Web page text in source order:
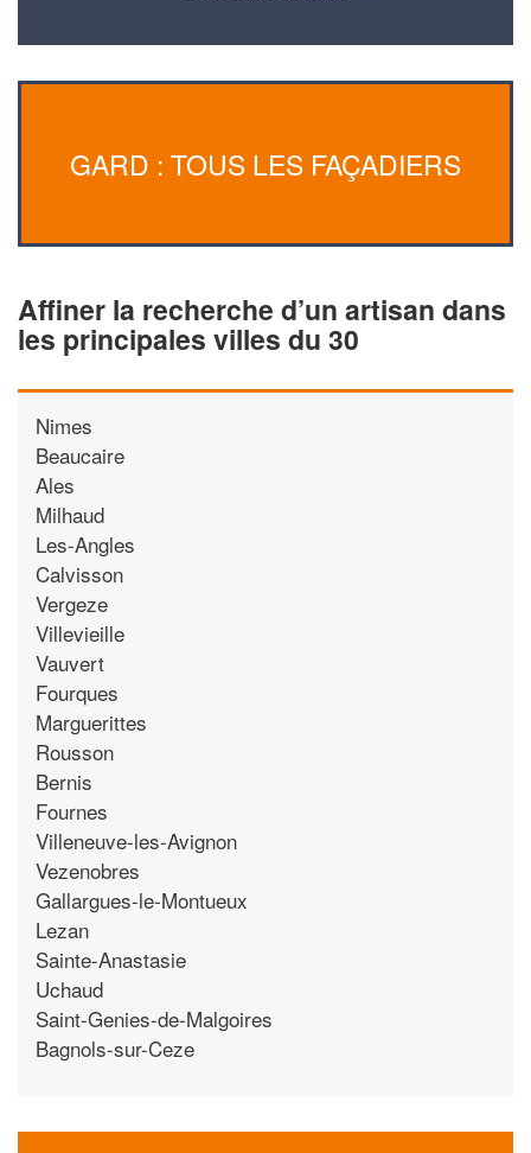
GARD : TOUS LES FAÇADIERS
Affiner la recherche d’un artisan dans
les principales villes du 30
Nimes
Beaucaire
Ales
Milhaud
Les-Angles
Calvisson
Vergeze
Villevieille
Vauvert
Fourques
Marguerittes
Rousson
Bernis
Fournes
Villeneuve-les-Avignon
Vezenobres
Gallargues-le-Montueux
Lezan
Sainte-Anastasie
Uchaud
Saint-Genies-de-Malgoires
Bagnols-sur-Ceze